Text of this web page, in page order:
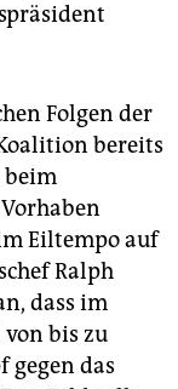
Folgen der
bereits
beim
Eiltempo auf
Ralph
dass im
bis zu
das